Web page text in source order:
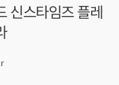
신스타임즈 플레